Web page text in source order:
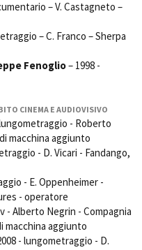
– V. Castagneto –
– C. Franco – Sherpa
Fenoglio– 1998 -
CINEMA E AUDIOVISIVO
- Roberto
macchina aggiunto
- D. Vicari - Fandango,
- E. Oppenheimer -
- operatore
- Alberto Negrin - Compagnia
macchina aggiunto
- lungometraggio - D.